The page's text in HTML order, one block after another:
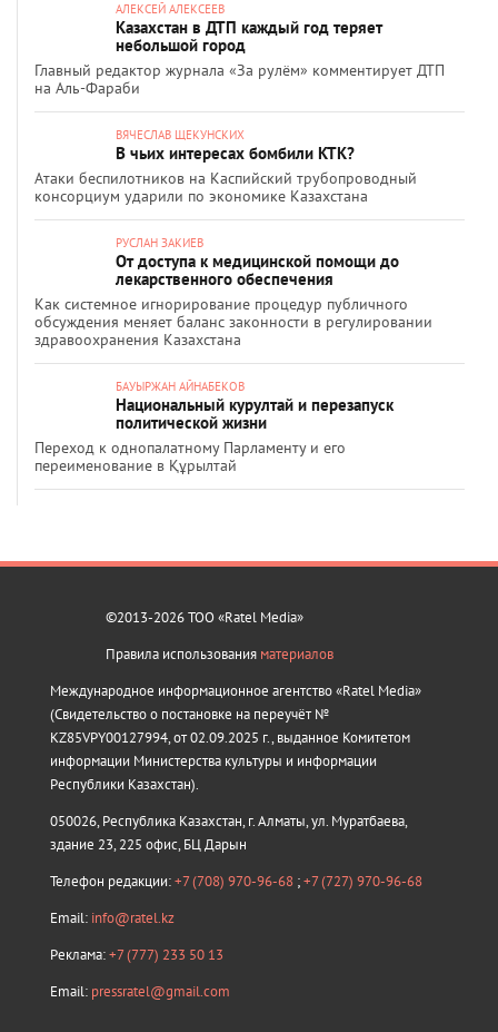
АЛЕКСЕЙ АЛЕКСЕЕВ
Казахстан в ДТП каждый год теряет
небольшой город
Главный редактор журнала «За рулём» комментирует ДТП
на Аль-Фараби
ВЯЧЕСЛАВ ЩЕКУНСКИХ
В чьих интересах бомбили КТК?
Атаки беспилотников на Каспийский трубопроводный
консорциум ударили по экономике Казахстана
РУСЛАН ЗАКИЕВ
От доступа к медицинской помощи до
лекарственного обеспечения
Как системное игнорирование процедур публичного
обсуждения меняет баланс законности в регулировании
здравоохранения Казахстана
БАУЫРЖАН АЙНАБЕКОВ
Национальный курултай и перезапуск
политической жизни
Переход к однопалатному Парламенту и его
переименование в Құрылтай
©2013-2026 ТОО «Ratel Media»
Правила использования материалов
Международное информационное агентство «Ratel Media»
(Свидетельство о постановке на переучёт №
KZ85VPY00127994, от 02.09.2025 г., выданное Комитетом
информации Министерства культуры и информации
Республики Казахстан).
050026, Республика Казахстан, г. Алматы, ул. Муратбаева,
здание 23, 225 офис, БЦ Дарын
Телефон редакции:+7 (708) 970-96-68 ;+7 (727) 970-96-68
Email: info@ratel.kz
Реклама:+7 (777) 233 50 13
Email: pressratel@gmail.com